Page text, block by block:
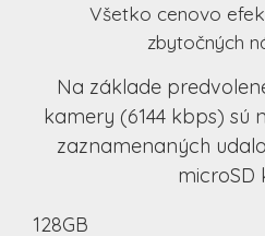
Všetko cenovo
zbytočných
Na základe
kamery (6144 kbps) sú
zaznamenaných
microSD
128GB